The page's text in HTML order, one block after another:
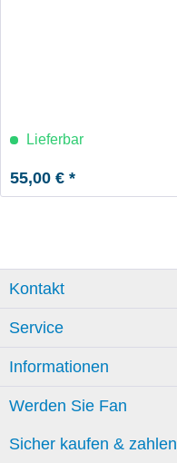
Lieferbar
55,00 € *
Kontakt
Service
Informationen
Werden Sie Fan
Sicher kaufen & zahlen